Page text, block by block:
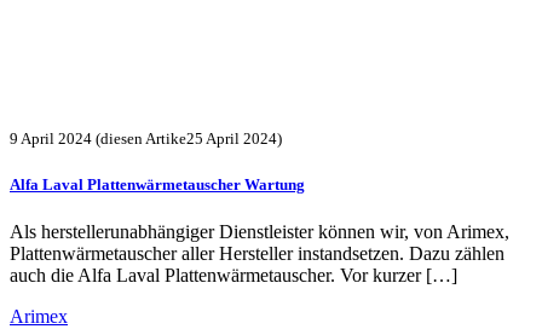
9 April 2024 (diesen Artike25 April 2024)
Alfa Laval Plattenwärmetauscher Wartung
Als herstellerunabhängiger Dienstleister können wir, von Arimex,
Plattenwärmetauscher aller Hersteller instandsetzen. Dazu zählen
auch die Alfa Laval Plattenwärmetauscher. Vor kurzer […]
Arimex